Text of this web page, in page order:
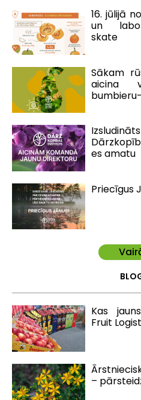
16. jūlijā
un
skate
Sākam
aicina
es amatu
Priecīgus
Kas
Fruit
–